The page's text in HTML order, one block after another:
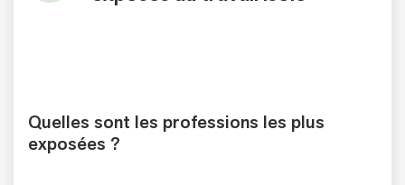
Quelles sont les professions les plus
exposées ?